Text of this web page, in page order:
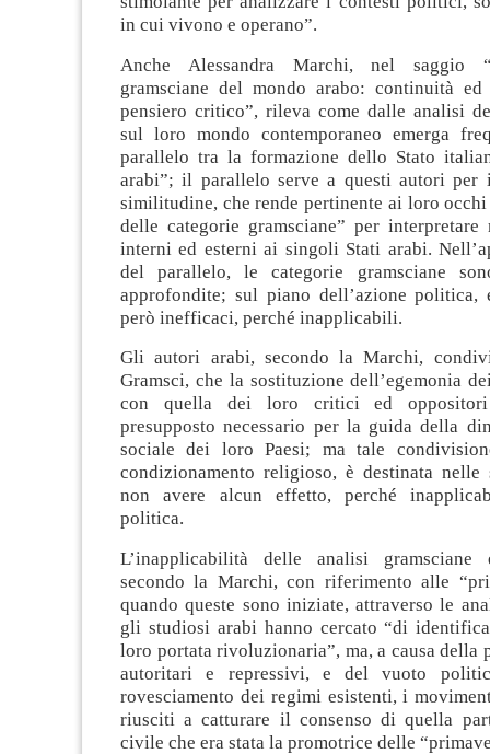
in cui vivono e operano”.
Anche Alessandra Marchi, nel saggio
gramsciane del mondo arabo: continuità
pensiero critico”, rileva come dalle analisi
sul loro mondo contemporaneo emerga
parallelo tra la formazione dello Stato
arabi”; il parallelo serve a questi autori per
similitudine, che rende pertinente ai loro
delle categorie gramsciane” per
interni ed esterni ai singoli Stati arabi.
del parallelo, le categorie gramsciane
approfondite; sul piano dell’azione politica,
però inefficaci, perché inapplicabili.
Gli autori arabi, secondo la Marchi,
Gramsci, che la sostituzione dell’egemonia
con quella dei loro critici ed
presupposto necessario per la guida della
sociale dei loro Paesi; ma tale
condizionamento religioso, è destinata nelle
non avere alcun effetto, perché
politica.
L’inapplicabilità delle analisi gramsciane
secondo la Marchi, con riferimento alle
quando queste sono iniziate, attraverso le
gli studiosi arabi hanno cercato “di
loro portata rivoluzionaria”, ma, a causa della
autoritari e repressivi, e del vuoto
rovesciamento dei regimi esistenti, i
riusciti a catturare il consenso di quella
civile che era stata la promotrice delle